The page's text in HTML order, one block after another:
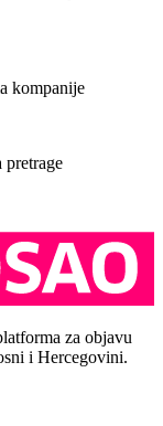
kompanije
pretrage
za objavu
i Hercegovini.